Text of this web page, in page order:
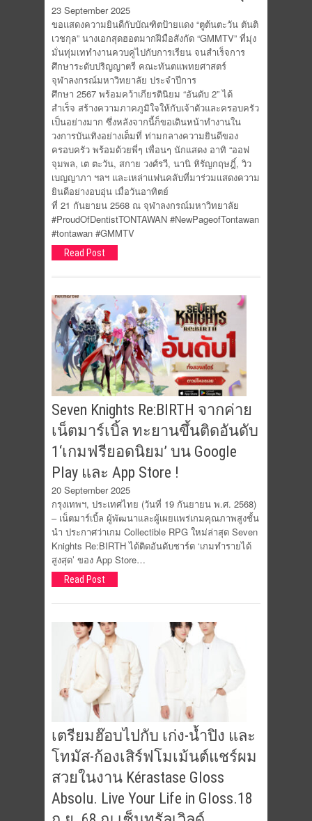
23 September 2025
ขอแสดงความยินดีกับบัณฑิตป้ายแดง “ตูต้นตะวัน ตันติ
เวชกุล” นางเอกสุดฮอตมากฝีมือสังกัด “GMMTV” ที่มุ่ง
มั่นทุ่มเททำงานควบคู่ไปกับการเรียน จนสำเร็จการ
ศึกษาระดับปริญญาตรี คณะทันตแพทยศาสตร์
จุฬาลงกรณ์มหาวิทยาลัย ประจำปีการ
ศึกษา 2567 พร้อมคว้าเกียรตินิยม “อันดับ 2” ได้
สำเร็จ สร้างความภาคภูมิใจให้กับเจ้าตัวและครอบครัว
เป็นอย่างมาก ซึ่งหลังจากนี้ก็ขอเดินหน้าทำงานใน
วงการบันเทิงอย่างเต็มที่ ท่ามกลางความยินดีของ
ครอบครัว พร้อมด้วยพี่ๆ เพื่อนๆ นักแสดง อาทิ “ออฟ
จุมพล, เต ตะวัน, สกาย วงศ์รวี, นานิ หิรัญกฤษฎิ์, วิว
เบญญาภา ฯลฯ และเหล่าแฟนคลับที่มาร่วมแสดงความ
ยินดีอย่างอบอุ่น เมื่อวันอาทิตย์
ที่ 21 กันยายน 2568 ณ จุฬาลงกรณ์มหาวิทยาลัย
#ProudOfDentistTONTAWAN #NewPageofTontawan
#tontawan #GMMTV
Read Post
Seven Knights Re:BIRTH จากค่าย
เน็ตมาร์เบิ้ล ทะยานขึ้นติดอันดับ
1‘เกมฟรียอดนิยม’ บน Google
Play และ App Store !
20 September 2025
กรุงเทพฯ, ประเทศไทย (วันที่ 19 กันยายน พ.ศ. 2568)
– เน็ตมาร์เบิ้ล ผู้พัฒนาและผู้เผยแพร่เกมคุณภาพสูงชั้น
นำ ประกาศว่าเกม Collectible RPG ใหม่ล่าสุด Seven
Knights Re:BIRTH ได้ติดอันดับชาร์ต ‘เกมทำรายได้
สูงสุด’ ของ App Store…
Read Post
เตรียมฮ๊อบไปกับ เก่ง-น้ำปิง และ
โทมัส-ก้องเสิร์ฟโมเม้นต์แชร์ผม
สวยในงาน Kérastase Gloss
Absolu. Live Your Life in Gloss.18